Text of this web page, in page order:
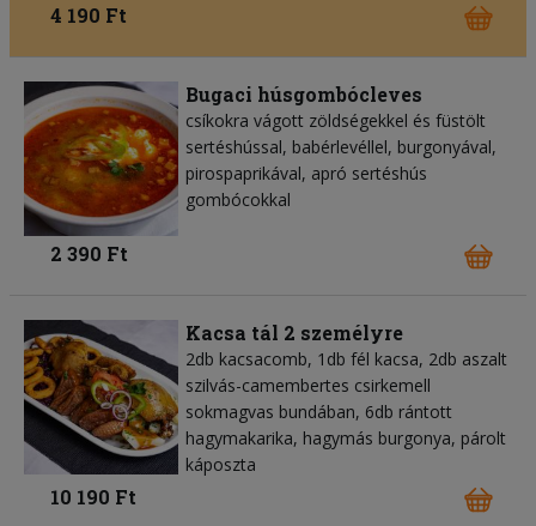
4 190 Ft
Bugaci húsgombócleves
csíkokra vágott zöldségekkel és füstölt
sertéshússal, babérlevéllel, burgonyával,
pirospaprikával, apró sertéshús
gombócokkal
2 390 Ft
Kacsa tál 2 személyre
2db kacsacomb, 1db fél kacsa, 2db aszalt
szilvás-camembertes csirkemell
sokmagvas bundában, 6db rántott
hagymakarika, hagymás burgonya, párolt
káposzta
10 190 Ft